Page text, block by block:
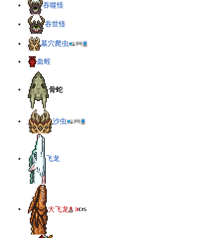
吞噬怪
吞世怪
墓穴爬虫
血蛭
骨蛇
沙虫
飞龙
大飞龙